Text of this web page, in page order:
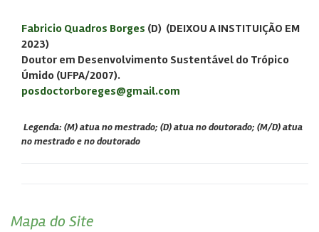
Fabricio Quadros Borges (D) (DEIXOU A INSTITUIÇÃO EM
2023)
Doutor em Desenvolvimento Sustentável do Trópico
Úmido (UFPA/2007).
posdoctorboreges@gmail.com
Legenda: (M) atua no mestrado; (D) atua no doutorado; (M/D) atua
no mestrado e no doutorado
Mapa do Site